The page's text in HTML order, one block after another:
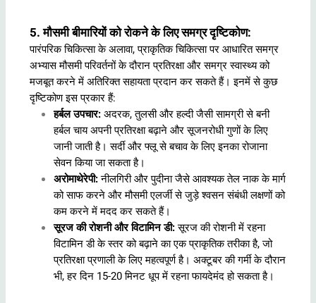
5. मौसमी बीमारियों को रोकने के लिए समग्र दृष्टिकोण:
पारंपरिक चिकित्सा के अलावा, प्राकृतिक चिकित्सा पर आधारित समग्र
अभ्यास मौसमी परिवर्तनों के दौरान प्रतिरक्षा और समग्र स्वास्थ्य को
मजबूत करने में अतिरिक्त सहायता प्रदान कर सकते हैं। इनमें से कुछ
दृष्टिकोण इस प्रकार हैं:
हर्बल उपचार: अदरक, तुलसी और हल्दी जैसी सामग्री से बनी
हर्बल चाय अपनी प्रतिरक्षा बढ़ाने और सूजनरोधी गुणों के लिए
जानी जाती है। सर्दी और फ्लू से बचाव के लिए इनका रोजाना
सेवन किया जा सकता है।
अरोमाथेरेपी:नीलगिरी और पुदीना जैसे आवश्यक तेल नाक के मार्ग
को साफ करने और मौसमी एलर्जी से जुड़े श्वसन संबंधी लक्षणों को
कम करने में मदद कर सकते हैं।
सूरज की रोशनी और विटामिन डी:सूरज की रोशनी में रहना
विटामिन डी के स्तर को बढ़ाने का एक प्राकृतिक तरीका है, जो
प्रतिरक्षा प्रणाली के लिए महत्वपूर्ण है। अक्टूबर की गर्मी के दौरान
भी, हर दिन 15-20 मिनट धूप में रहना फायदेमंद हो सकता है।